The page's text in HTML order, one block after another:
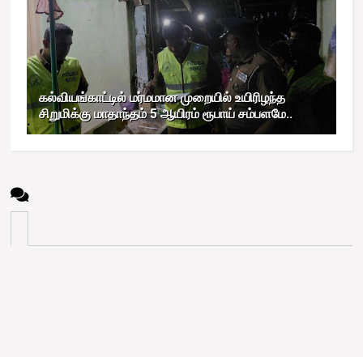
கல்வியங்காட்டில் மர்மமான முறையில் உயிரிழந்த
சிறுமிக்கு மாதாந்தம் 5 ஆயிரம் ரூபாய் சம்பளமே..